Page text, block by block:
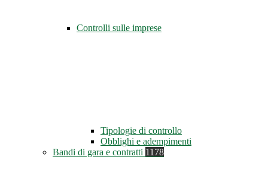
Controlli sulle imprese
Tipologie di controllo
Obblighi e adempimenti
Bandi di gara e contratti 1178